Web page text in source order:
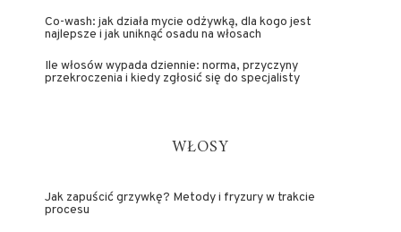
Co-wash: jak działa mycie odżywką, dla kogo jest
najlepsze i jak uniknąć osadu na włosach
Ile włosów wypada dziennie: norma, przyczyny
przekroczenia i kiedy zgłosić się do specjalisty
WŁOSY
Jak zapuścić grzywkę? Metody i fryzury w trakcie
procesu